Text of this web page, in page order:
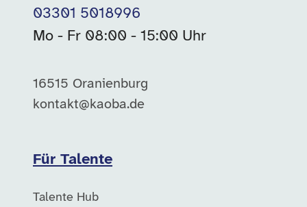
03301 5018996
Mo - Fr 08:00 - 15:00 Uhr
16515 Oranienburg
kontakt@kaoba.de
Für Talente
Talente Hub